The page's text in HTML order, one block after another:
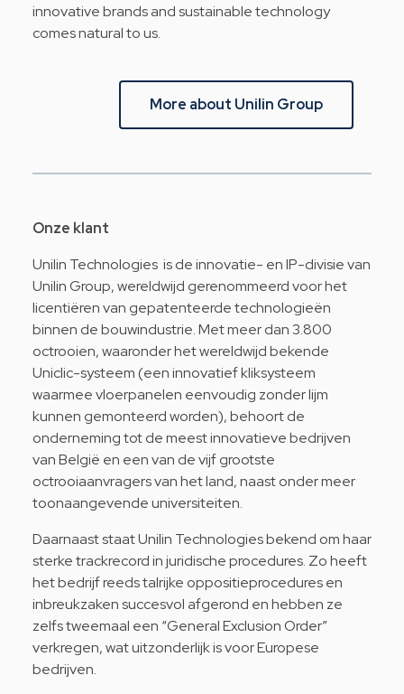
innovative brands and sustainable technology
comes natural to us.
More about Unilin Group
Onze klant
Unilin Technologies is de innovatie- en IP-divisie van
Unilin Group, wereldwijd gerenommeerd voor het
licentiëren van gepatenteerde technologieën
binnen de bouwindustrie. Met meer dan 3.800
octrooien, waaronder het wereldwijd bekende
Uniclic-systeem (een innovatief kliksysteem
waarmee vloerpanelen eenvoudig zonder lijm
kunnen gemonteerd worden), behoort de
onderneming tot de meest innovatieve bedrijven
van België en een van de vijf grootste
octrooiaanvragers van het land, naast onder meer
toonaangevende universiteiten.
Daarnaast staat Unilin Technologies bekend om haar
sterke trackrecord in juridische procedures. Zo heeft
het bedrijf reeds talrijke oppositieprocedures en
inbreukzaken succesvol afgerond en hebben ze
zelfs tweemaal een “General Exclusion Order”
verkregen, wat uitzonderlijk is voor Europese
bedrijven.